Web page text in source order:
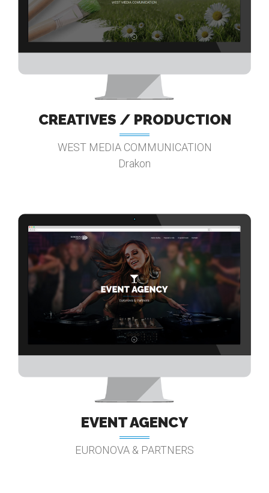
CREATIVES / PRODUCTION
WEST MEDIA COMMUNICATION
Drakon
EVENT AGENCY
EURONOVA & PARTNERS